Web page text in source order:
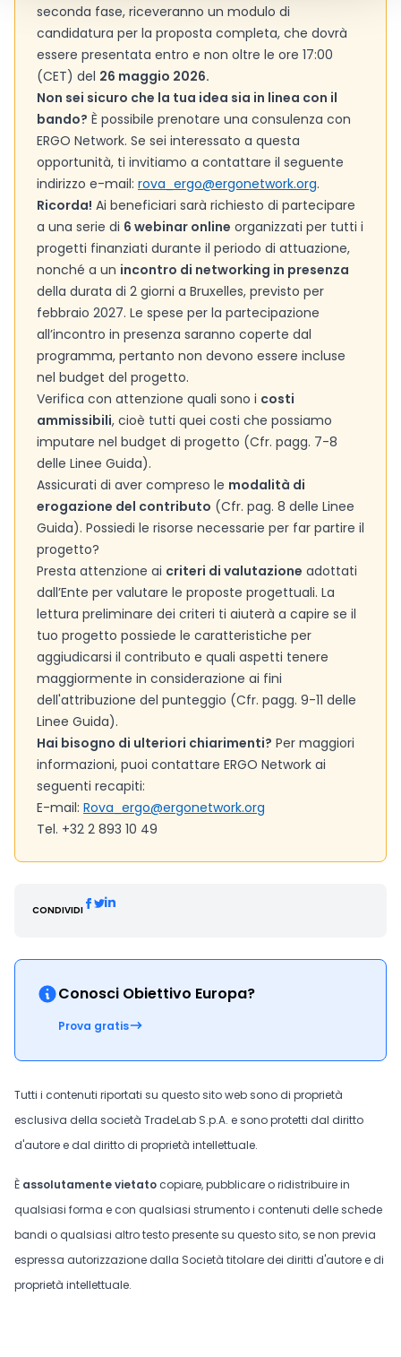
seconda fase, riceveranno un modulo di
candidatura per la proposta completa, che dovrà
essere presentata entro e non oltre le ore 17:00
(CET) del 26 maggio 2026.
Non sei sicuro che la tua idea sia in linea con il
bando? È possibile prenotare una consulenza con
ERGO Network. Se sei interessato a questa
opportunità, ti invitiamo a contattare il seguente
indirizzo e-mail: rova_ergo@ergonetwork.org.
Ricorda! Ai beneficiari sarà richiesto di partecipare
a una serie di 6 webinar online organizzati per tutti i
progetti finanziati durante il periodo di attuazione,
nonché a un incontro di networking in presenza
della durata di 2 giorni a Bruxelles, previsto per
febbraio 2027. Le spese per la partecipazione
all’incontro in presenza saranno coperte dal
programma, pertanto non devono essere incluse
nel budget del progetto.
Verifica con attenzione quali sono i costi
ammissibili, cioè tutti quei costi che possiamo
imputare nel budget di progetto (Cfr. pagg. 7-8
delle Linee Guida).
Assicurati di aver compreso le modalità di
erogazione del contributo (Cfr. pag. 8 delle Linee
Guida). Possiedi le risorse necessarie per far partire il
progetto?
Presta attenzione ai criteri di valutazione adottati
dall’Ente per valutare le proposte progettuali. La
lettura preliminare dei criteri ti aiuterà a capire se il
tuo progetto possiede le caratteristiche per
aggiudicarsi il contributo e quali aspetti tenere
maggiormente in considerazione ai fini
dell'attribuzione del punteggio (Cfr. pagg. 9-11 delle
Linee Guida).
Hai bisogno di ulteriori chiarimenti? Per maggiori
informazioni, puoi contattare ERGO Network ai
seguenti recapiti:
E-mail: Rova_ergo@ergonetwork.org
Tel. +32 2 893 10 49
CONDIVIDI
Conosci Obiettivo Europa?
Prova gratis
Tutti i contenuti riportati su questo sito web sono di proprietà
esclusiva della società TradeLab S.p.A. e sono protetti dal diritto
d'autore e dal diritto di proprietà intellettuale.
È assolutamente vietato copiare, pubblicare o ridistribuire in
qualsiasi forma e con qualsiasi strumento i contenuti delle schede
bandi o qualsiasi altro testo presente su questo sito, se non previa
espressa autorizzazione dalla Società titolare dei diritti d'autore e di
proprietà intellettuale.